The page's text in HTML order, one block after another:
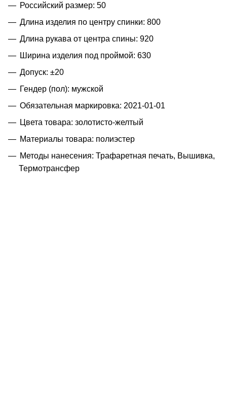
Российский размер: 50
Длина изделия по центру спинки: 800
Длина рукава от центра спины: 920
Ширина изделия под проймой: 630
Допуск: ±20
Гендер (пол): мужской
Обязательная маркировка: 2021-01-01
Цвета товара: золотисто-желтый
Материалы товара: полиэстер
Методы нанесения: Трафаретная печать, Вышивка,
Термотрансфер